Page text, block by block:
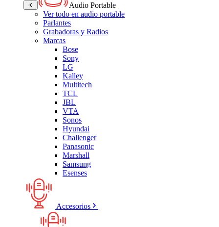
Audio Portable
Ver todo en audio portable
Parlantes
Grabadoras y Radios
Marcas
Bose
Sony
LG
Kalley
Multitech
TCL
JBL
VTA
Sonos
Hyundai
Challenger
Panasonic
Marshall
Samsung
Esenses
Accesorios